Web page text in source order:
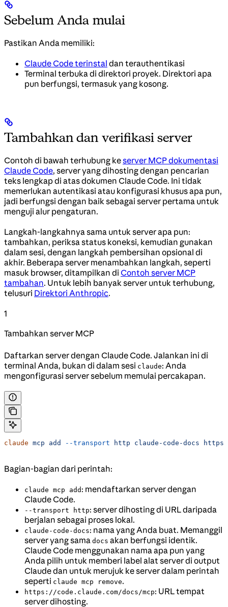
Sebelum Anda mulai
Pastikan Anda memiliki:
Claude Code terinstal dan terauthentikasi
Terminal terbuka di direktori proyek. Direktori apa
pun berfungsi, termasuk yang kosong.
Tambahkan dan verifikasi server
Contoh di bawah terhubung keserver MCP dokumentasi
Claude Code, server yang dihosting dengan pencarian
teks lengkap di atas dokumen Claude Code. Ini tidak
memerlukan autentikasi atau konfigurasi khusus apa pun,
jadi berfungsi dengan baik sebagai server pertama untuk
menguji alur pengaturan.
Langkah-langkahnya sama untuk server apa pun:
tambahkan, periksa status koneksi, kemudian gunakan
dalam sesi, dengan langkah pembersihan opsional di
akhir. Beberapa server menambahkan langkah, seperti
masuk browser, ditampilkan di Contoh server MCP
tambahan. Untuk lebih banyak server untuk terhubung,
telusuri Direktori Anthropic.
1
Tambahkan server MCP
Daftarkan server dengan Claude Code. Jalankan ini di
terminal Anda, bukan di dalam sesi claude: Anda
mengonfigurasi server sebelum memulai percakapan.
claude mcp add --transport http claude-code-docs
Bagian-bagian dari perintah:
claude mcp add : mendaftarkan server dengan
Claude Code.
--transport http: server dihosting di URL daripada
berjalan sebagai proses lokal.
claude-code-docs: nama yang Anda buat. Memanggil
server yang sama docs akan berfungsi identik.
Claude Code menggunakan nama apa pun yang
Anda pilih untuk memberi label alat server di output
Claude dan untuk merujuk ke server dalam perintah
seperti claude mcp remove.
https://code.claude.com/docs/mcp: URL tempat
server dihosting.